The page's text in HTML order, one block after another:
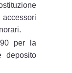
per la
deposito